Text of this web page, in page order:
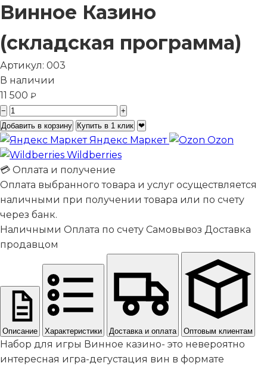
Винное Казино
(складская программа)
Артикул: 003
В наличии
11 500 ₽
−
+
Добавить в корзину
Купить в 1 клик ❤
Яндекс Маркет
Ozon
Wildberries
💳 Оплата и получение
Оплата выбранного товара и услуг осуществляется
наличными при получении товара или по счету
через банк.
Наличными Оплата по счету Самовывоз Доставка
продавцом
Описание Характеристики Доставка и оплата Оптовым клиентам
Набор для игры Винное казино- это невероятно
интересная игра-дегустация вин в формате